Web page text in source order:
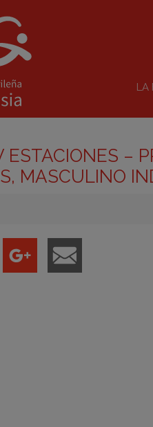
LA
ESTACIONES –
MASCULINO